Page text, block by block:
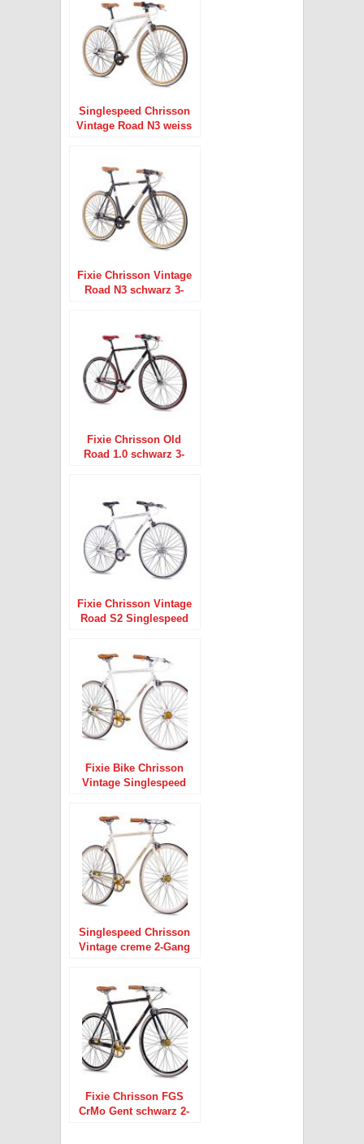
Singlespeed Chrisson
Vintage Road N3 weiss
Fixie Chrisson Vintage
Road N3 schwarz 3-
Fixie Chrisson Old
Road 1.0 schwarz 3-
Fixie Chrisson Vintage
Road S2 Singlespeed
Fixie Bike Chrisson
Vintage Singlespeed
Singlespeed Chrisson
Vintage creme 2-Gang
Fixie Chrisson FGS
CrMo Gent schwarz 2-